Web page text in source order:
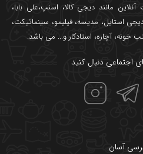
مانند دیجی کالا، اسنپ،علی بابا،
استایل، مدیسه،فیلیمو، سینماتیکت،
خونه،آچاره، استادکار و... می باشد.
اجتماعی دنبال کنید
آسان